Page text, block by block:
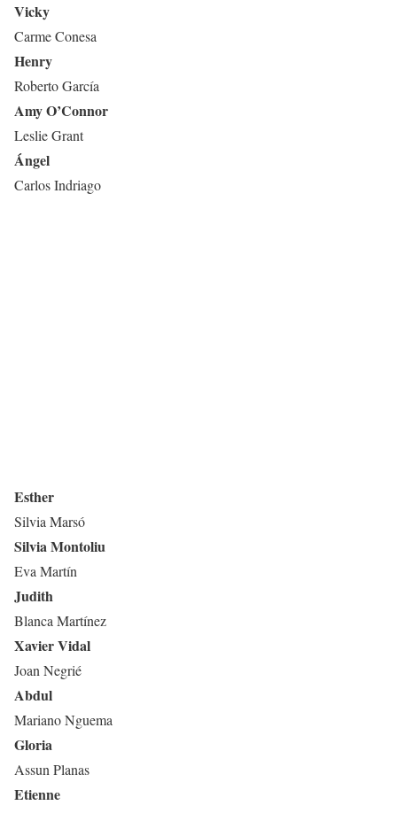
Vicky
Carme Conesa
Henry
Roberto García
Amy O’Connor
Leslie Grant
Ángel
Carlos Indriago
Esther
Silvia Marsó
Silvia Montoliu
Eva Martín
Judith
Blanca Martínez
Xavier Vidal
Joan Negrié
Abdul
Mariano Nguema
Gloria
Assun Planas
Etienne